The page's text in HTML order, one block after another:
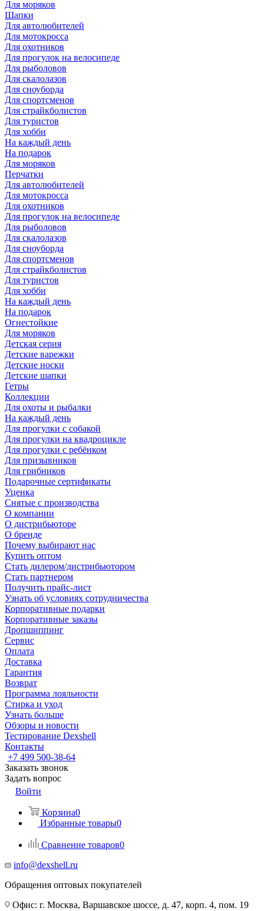
Для моряков
Шапки
Для автолюбителей
Для мотокросса
Для охотников
Для прогулок на велосипеде
Для рыболовов
Для скалолазов
Для сноуборда
Для спортсменов
Для страйкболистов
Для туристов
Для хобби
На каждый день
На подарок
Для моряков
Перчатки
Для автолюбителей
Для мотокросса
Для охотников
Для прогулок на велосипеде
Для рыболовов
Для скалолазов
Для сноуборда
Для спортсменов
Для страйкболистов
Для туристов
Для хобби
На каждый день
На подарок
Огнестойкие
Для моряков
Детская серия
Детские варежки
Детские носки
Детские шапки
Гетры
Коллекции
Для охоты и рыбалки
На каждый день
Для прогулки с собакой
Для прогулки на квадроцикле
Для прогулки с ребёнком
Для призывников
Для грибников
Подарочные сертификаты
Уценка
Снятые с производства
О компании
О дистрибьюторе
О бренде
Почему выбирают нас
Купить оптом
Стать дилером/дистрибьютором
Стать партнером
Получить прайс-лист
Узнать об условиях сотрудничества
Корпоративные подарки
Корпоративные заказы
Дропшиппинг
Сервис
Оплата
Доставка
Гарантия
Возврат
Программа лояльности
Стирка и уход
Узнать больше
Обзоры и новости
Тестирование Dexshell
Контакты
+7 499 500-38-64
Заказать звонок
Задать вопрос
Войти
Корзина0
Избранные товары0
Сравнение товаров0
info@dexshell.ru
Обращения оптовых покупателей
Офис: г. Москва, Варшавское шоссе, д. 47, корп. 4, пом. 19